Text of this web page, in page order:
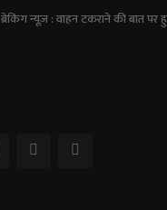
ब्रेकिंग न्यूज़ : वाहन टकराने की बात पर